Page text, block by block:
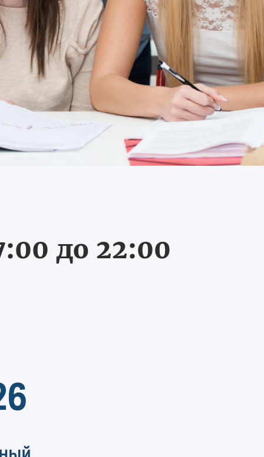
до 22:00